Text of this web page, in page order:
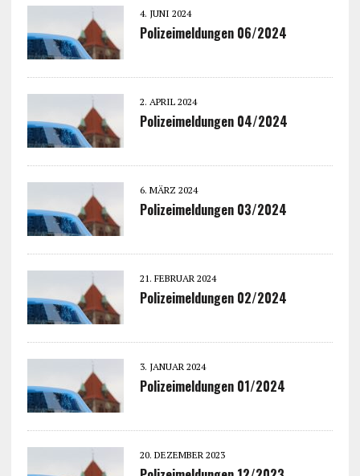
4. JUNI 2024
Polizeimeldungen 06/2024
2. APRIL 2024
Polizeimeldungen 04/2024
6. MÄRZ 2024
Polizeimeldungen 03/2024
21. FEBRUAR 2024
Polizeimeldungen 02/2024
3. JANUAR 2024
Polizeimeldungen 01/2024
20. DEZEMBER 2023